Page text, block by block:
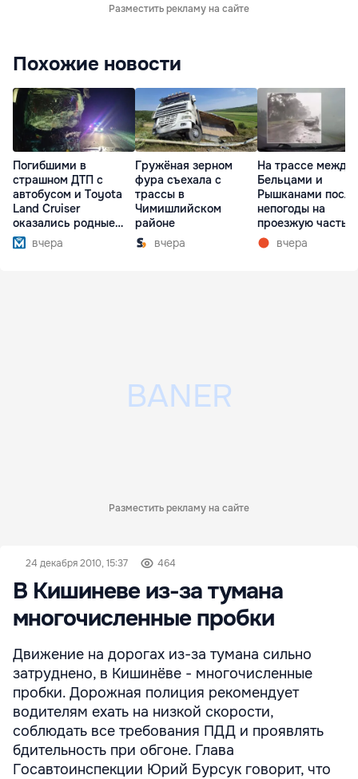
Разместить рекламу на сайте
Похожие новости
Погибшими в
страшном ДТП с
автобусом и Toyota
Land Cruiser
оказались родные
братьявчера
Гружёная зерном
фура съехала с
трассы в
Чимишлийском
районе
вчера
На трассе между
Бельцами и
Рышканами после
непогоды на
проезжую часть
упали деревья
вчера
Разместить рекламу на сайте
24 декабря 2010, 15:37 464
В Кишиневе из-за тумана
многочисленные пробки
Движение на дорогах из-за тумана сильно
затруднено, в Кишинёве - многочисленные
пробки. Дорожная полиция рекомендует
водителям ехать на низкой скорости,
соблюдать все требования ПДД и проявлять
бдительность при обгоне. Глава
Госавтоинспекции Юрий Бурсук говорит, что